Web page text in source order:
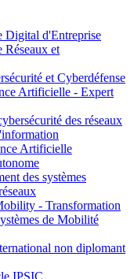
Digital d'Entreprise
et
et Cyberdéfense
Artificielle - Expert
des réseaux
Artificielle
des systèmes
- Transformation
de Mobilité
non diplomant
IPSIC